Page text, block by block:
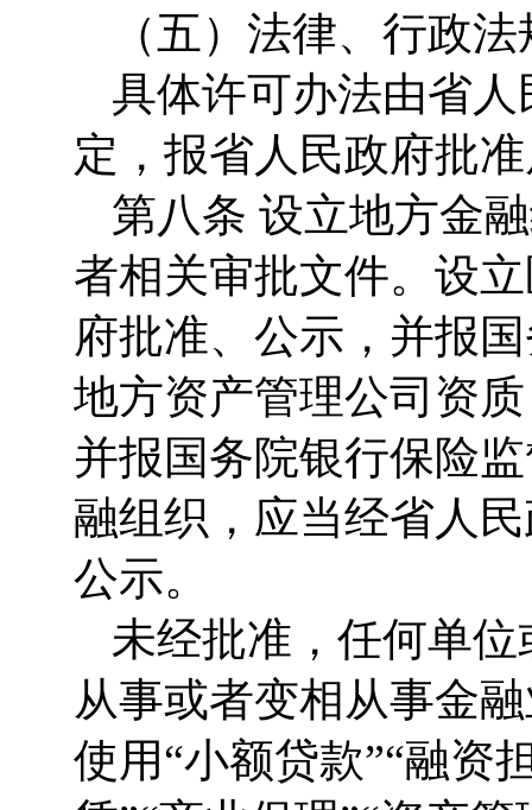
（五）法律、行政
具体许可办法由省
定，报省人民政府批
第八条 设立地方金
者相关审批文件。设
府批准、公示，并报
地方资产管理公司资
并报国务院银行保险
融组织，应当经省人
公示。
未经批准，任何单
从事或者变相从事金
使用“小额贷款”“融资